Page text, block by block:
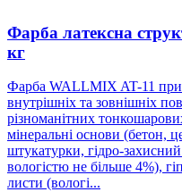
Фарба латексна
кг
Фарба WALLMIX AT-11
внутрішніх та зовнішніх
різноманітних
мінеральні основи (бетон,
штукатурки, гідро-захисний
вологістю не більше 4%),
листи (вологі...